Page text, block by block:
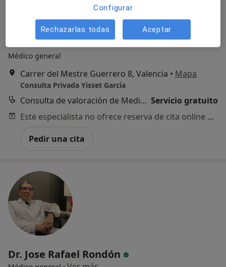
Dra. Yisset García
Médico general
Carrer del Mestre Guerrero 8, Valencia • Mapa
Consulta Privada Yisset García
Consulta de valoración de Medicina Estética Servicio gratuito
Este especialista no ofrece reserva de cita online en esta dirección.
Pedir una cita
Dr. Jose Rafael Rondón
Configurar
Rechazarlas todas Aceptar